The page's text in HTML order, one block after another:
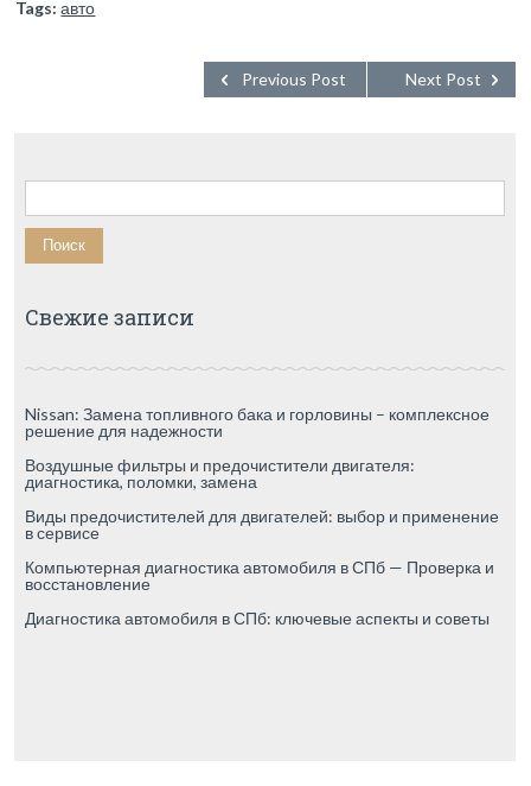
Tags: авто
Next Post
Previous Post
Найти:
Свежие записи
Nissan: Замена топливного бака и горловины – комплексное
решение для надежности
Воздушные фильтры и предочистители двигателя:
диагностика, поломки, замена
Виды предочистителей для двигателей: выбор и применение
в сервисе
Компьютерная диагностика автомобиля в СПб — Проверка и
восстановление
Диагностика автомобиля в СПб: ключевые аспекты и советы